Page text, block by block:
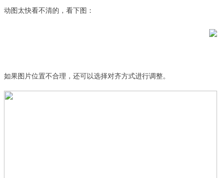
动图太快看不清的，看下图：
如果图片位置不合理，还可以选择对齐方式进行调整。